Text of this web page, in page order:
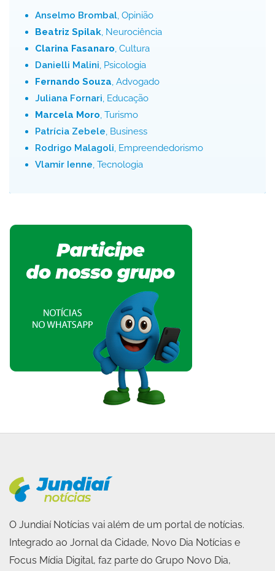
Anselmo Brombal, Opinião
Beatriz Spilak, Neurociência
Clarina Fasanaro, Cultura
Danielli Malini, Psicologia
Fernando Souza, Advogado
Juliana Fornari, Educação
Marcela Moro, Turismo
Patrícia Zebele, Business
Rodrigo Malagoli, Empreendedorismo
Vlamir Ienne, Tecnologia
O Jundiaí Notícias vai além de um portal de notícias.
Integrado ao Jornal da Cidade, Novo Dia Notícias e
Focus Mídia Digital, faz parte do Grupo Novo Dia,